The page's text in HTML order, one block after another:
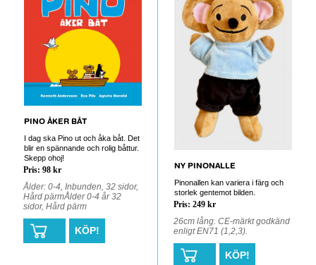
PINO ÅKER BÅT
I dag ska Pino ut och åka båt. Det
blir en spännande och rolig båttur.
Skepp ohoj!
Pris: 98 kr
Ålder: 0-4, Inbunden, 32 sidor,
Hård pärmÅlder 0-4 år 32
sidor, Hård pärm
KÖP!
NY PINONALLE
Pinonallen kan variera i färg och
storlek gentemot bilden.
Pris: 249 kr
26cm lång. CE-märkt godkänd
enligt EN71 (1,2,3).
KÖP!